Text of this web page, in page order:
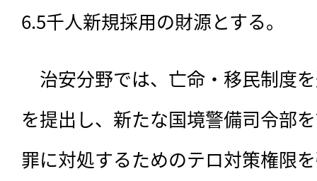
6.5千人新規採用の財源とする。
治安分野では、亡命・移民制度
を提出し、新たな国境警備司令部
罪に対処するためのテロ対策権限